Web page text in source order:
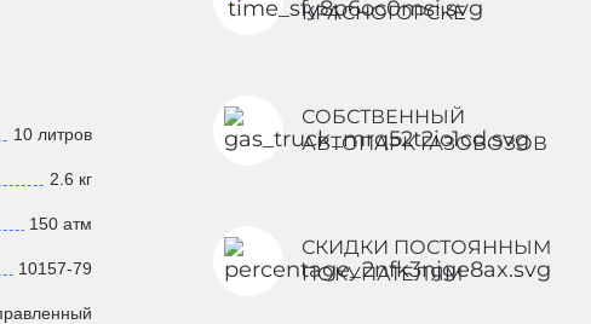
10 литров
2.6 кг
150 атм
10157-79
КРАСНОГОРСКЕ
СОБСТВЕННЫЙ
АВТОПАРК ГАЗОВОЗОВ
СКИДКИ ПОСТОЯННЫМ
ПОКУПАТЕЛЯМ